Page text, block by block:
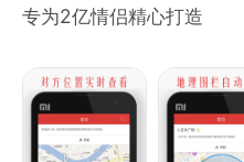
未来还有更多功能陆续上
专为2亿情侣精心打造
一伴的位置。约会时不用
牵挂。